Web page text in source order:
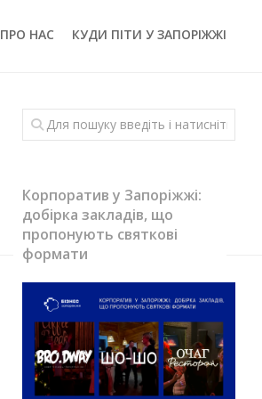
ПРО НАС КУДИ ПІТИ У ЗАПОРІЖЖІ
Корпоратив у Запоріжжі:
добірка закладів, що
пропонують святкові
формати